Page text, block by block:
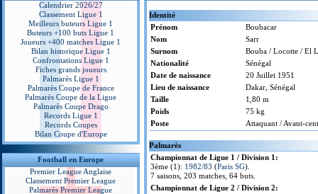
Calendrier 2026/27
Classement Ligue 1
Meilleurs buteurs Ligue 1
Buteurs +100 buts Ligue 1
Joueurs +400 matches Ligue 1
Bilan historique Ligue 1
Confrontations Ligue 1
Fiches grands joueurs
Palmarès Ligue 1
Palmarès Coupe de France
Palmarès Coupe de la Ligue
Palmarès Coupe Drago
Records Ligue 1
Records Coupes
Bilan Coupe d'Europe
Football en Europe
Premier League Anglaise
Classement Premier League
Palmarès Premier League
Identité
Prénom
Boubacar
Nom
Sarr
Surnom
Bouba / Locotte / El
Nationalité
Sénégal
Date de naissance
20 Juillet 1951
Lieu de naissance
Dakar, Sénégal
Taille
1,80 m
Poids
75 kg
Poste
Attaquant / Avant-
Palmarès
Championnat de Ligue 1 / Division 1:
3ème (1): 1982/83 (Paris SG).
7 saisons, 203 matches, 64 buts.
Championnat de Ligue 2 / Division 2: